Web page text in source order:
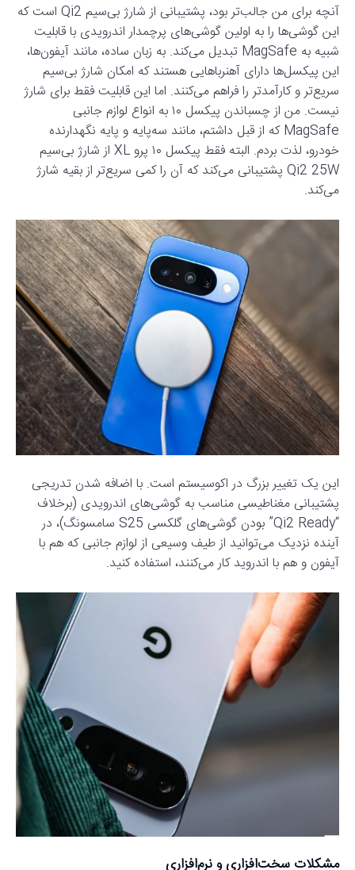
آنچه برای من جالب‌تر بود، پشتیبانی از شارژ بی‌سیم Qi2 است که
این گوشی‌ها را به اولین گوشی‌های پرچمدار اندرویدی با قابلیت
شبیه به MagSafe تبدیل می‌کند. به زبان ساده، مانند آیفون‌ها،
این پیکسل‌ها دارای آهنرباهایی هستند که امکان شارژ بی‌سیم
سریع‌تر و کارآمدتر را فراهم می‌کنند. اما این قابلیت فقط برای شارژ
نیست. من از چسباندن پیکسل ۱۰ به انواع لوازم جانبی
MagSafe که از قبل داشتم، مانند سه‌پایه و پایه نگهدارنده
خودرو، لذت بردم. البته فقط پیکسل ۱۰ پرو XL از شارژ بی‌سیم
Qi2 25W پشتیبانی می‌کند که آن را کمی سریع‌تر از بقیه شارژ
می‌کند.
این یک تغییر بزرگ در اکوسیستم است. با اضافه شدن تدریجی
پشتیبانی مغناطیسی مناسب به گوشی‌های اندرویدی (برخلاف
“Qi2 Ready” بودن گوشی‌های گلکسی S25 سامسونگ)، در
آینده نزدیک می‌توانید از طیف وسیعی از لوازم جانبی که هم با
آیفون و هم با اندروید کار می‌کنند، استفاده کنید.
مشکلات سخت‌افزاری و نرم‌افزاری